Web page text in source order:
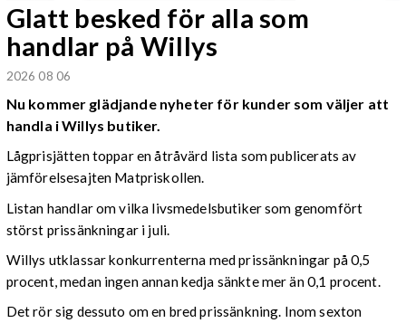
Glatt besked för alla som
handlar på Willys
2026 08 06
Nu kommer glädjande nyheter för kunder som väljer att
handla i Willys butiker.
Lågprisjätten toppar en åtråvärd lista som publicerats av
jämförelsesajten Matpriskollen.
Listan handlar om vilka livsmedelsbutiker som genomfört
störst prissänkningar i juli.
Willys utklassar konkurrenterna med prissänkningar på 0,5
procent, medan ingen annan kedja sänkte mer än 0,1 procent.
Det rör sig dessuto om en bred prissänkning. Inom sexton